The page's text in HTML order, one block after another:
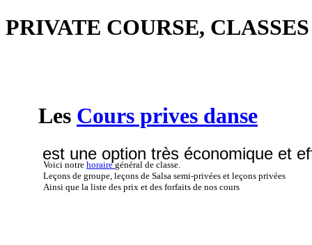
Les Cours prives danse
est une option très économique et
Voici notre horairegénéral de classe.
Leçons de groupe, leçons de Salsa semi-privées et leçons privées
Ainsi que la liste des prix et des forfaits de nos cours
PRIVATE COURSE,